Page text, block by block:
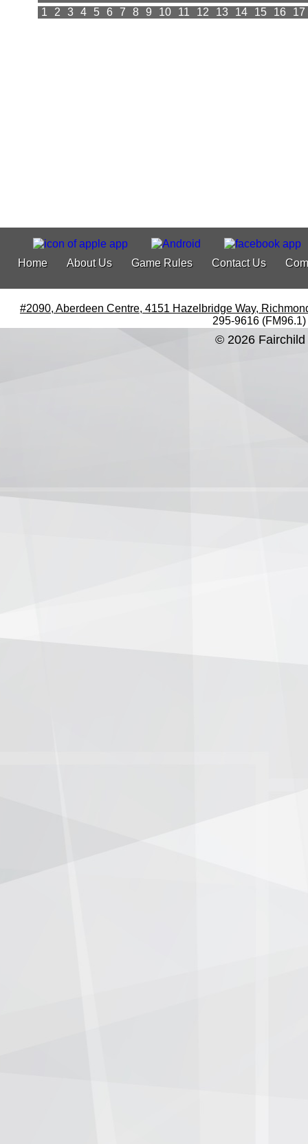
1 2 3 4 5 6 7 8 9 10 11 12 13 14 15 16 17
Home About Us Game Rules Contact Us
#2090, Aberdeen Centre, 4151 Hazelbridge Way,
295-9616 (FM96.1)
© 2026 Fairchild